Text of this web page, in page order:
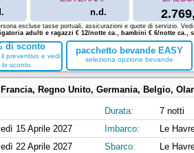
n.d.
di sconto
il preventivo e vedi
lo sconto.
pacchetto bevande EASY
seleziona opzione bevande
escluse tasse portuali, assicurazioni e quote di servizio.
adulti e ragazzi € 12/notte ca., bambini € 6/notte ca.,
Francia, Regno Unito, Germania, Belgio,
15 Aprile 2027
22 Aprile 2027
Durata:
7 notti
Imbarco:
Le
Sbarco:
Le